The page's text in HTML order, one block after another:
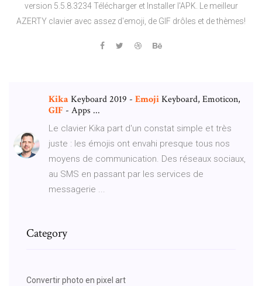
version 5.5.8.3234 Télécharger et Installer l'APK. Le meilleur
AZERTY clavier avec assez d'emoji, de GIF drôles et de thèmes!
Kika Keyboard 2019 - EmojiKeyboard, Emoticon,
GIF - Apps ...
Le clavier Kika part d'un constat simple et très
juste : les émojis ont envahi presque tous nos
moyens de communication. Des réseaux sociaux,
au SMS en passant par les services de
messagerie ...
Category
Convertir photo en pixel art